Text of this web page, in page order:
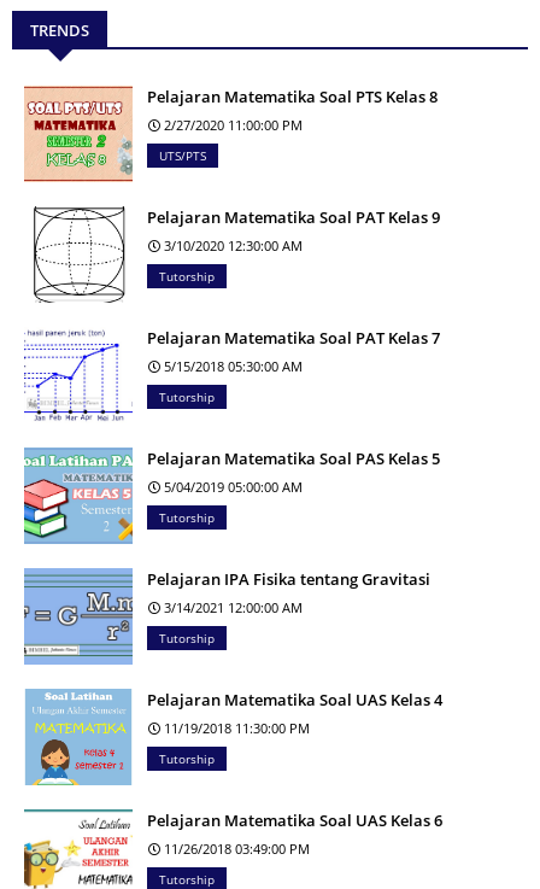
TRENDS
Pelajaran Matematika Soal PTS Kelas 8
2/27/2020 11:00:00 PM
UTS/PTS
Pelajaran Matematika Soal PAT Kelas 9
3/10/2020 12:30:00 AM
Tutorship
Pelajaran Matematika Soal PAT Kelas 7
5/15/2018 05:30:00 AM
Tutorship
Pelajaran Matematika Soal PAS Kelas 5
5/04/2019 05:00:00 AM
Tutorship
Pelajaran IPA Fisika tentang Gravitasi
3/14/2021 12:00:00 AM
Tutorship
Pelajaran Matematika Soal UAS Kelas 4
11/19/2018 11:30:00 PM
Tutorship
Pelajaran Matematika Soal UAS Kelas 6
11/26/2018 03:49:00 PM
Tutorship